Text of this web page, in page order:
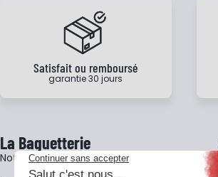
Satisfait ou remboursé
garantie 30 jours
La Baguetterie
Notre histoire